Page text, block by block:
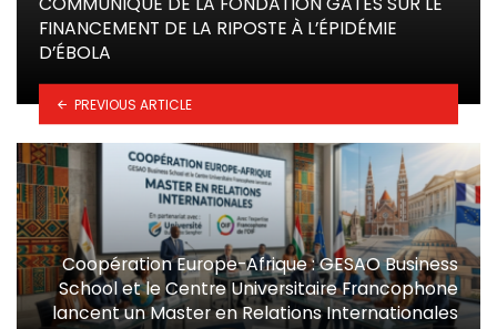
FINANCEMENT DE LA RIPOSTE À L’ÉPIDÉMIE
D’ÉBOLA
PREVIOUS ARTICLE
Coopération Europe-Afrique : GESAO Business
School et le Centre Universitaire Francophone
lancent un Master en Relations Internationales